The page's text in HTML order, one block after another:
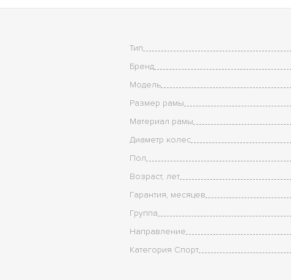
Тип
Бренд
Модель
Размер рамы
Материал рамы
Диаметр колес
Пол
Возраст, лет
Гарантия, месяцев
Группа
Направление
Категория Спорт